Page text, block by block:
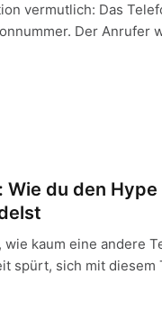
vermutlich: Das
Der Anrufer
du den Hype
kaum eine andere
spürt, sich mit diesem